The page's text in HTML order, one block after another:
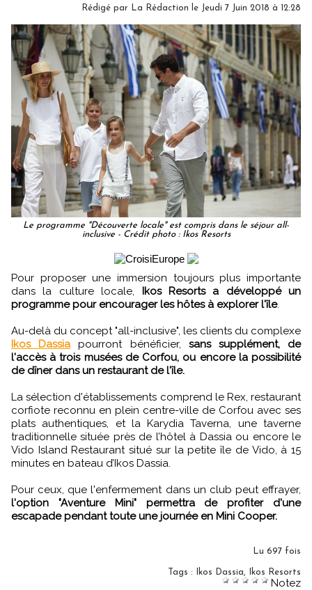
Rédigé par La Rédaction le Jeudi 7 Juin 2018 à 12:28
Le programme "Découverte locale" est compris dans le séjour all-
inclusive - Crédit photo : Ikos Resorts
Pour proposer une immersion toujours plus importante
dans la culture locale, Ikos Resorts a développé un
programme pour encourager les hôtes à explorer l'île.
Au-delà du concept "all-inclusive", les clients du complexe
Ikos Dassia pourront bénéficier, sans supplément, de
l'accès à trois musées de Corfou, ou encore la possibilité
de dîner dans un restaurant de l'île.
La sélection d'établissements comprend le Rex, restaurant
corfiote reconnu en plein centre-ville de Corfou avec ses
plats authentiques, et la Karydia Taverna, une taverne
traditionnelle située près de l’hôtel à Dassia ou encore le
Vido Island Restaurant situé sur la petite île de Vido, à 15
minutes en bateau d’Ikos Dassia.
Pour ceux, que l'enfermement dans un club peut effrayer,
l'option "Aventure Mini" permettra de profiter d'une
escapade pendant toute une journée en Mini Cooper.
Lu 697 fois
Tags : Ikos Dassia, Ikos Resorts
Notez